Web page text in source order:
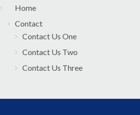
Home
Contact
Contact Us One
Contact Us Two
Contact Us Three